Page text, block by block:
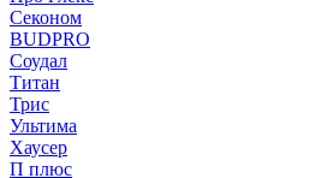
Секоном
BUDPRO
Соудал
Титан
Трис
Ультима
Хаусер
П плюс